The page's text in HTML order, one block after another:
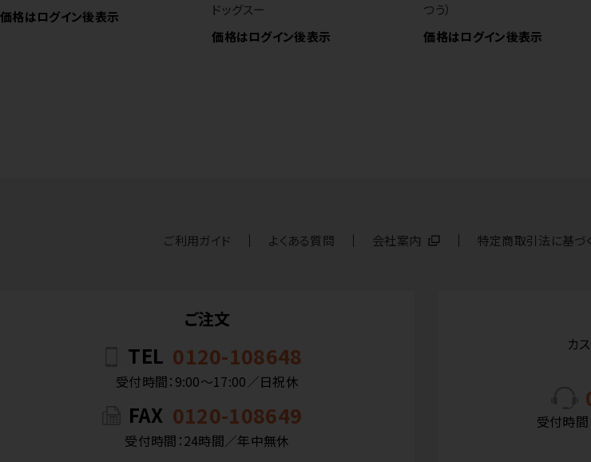
価格はログイン後表示
ドッグスー
価格はログイン後表示
つう）
価格はログイン後表示
ご利用ガイド よくある質問 会社案内 特定商取引法に基づ
ご注文
TEL 0120-108648
受付時間：9:00〜17:00／日祝休
FAX 0120-108649
受付時間：24時間／年中無休
カ
受付時